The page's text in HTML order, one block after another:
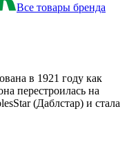
Все товары бренда
в 1921 году как
перестроилась на
(Даблстар) и стала